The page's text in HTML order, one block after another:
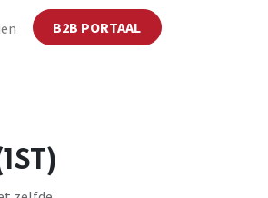
B2B PORTAAL